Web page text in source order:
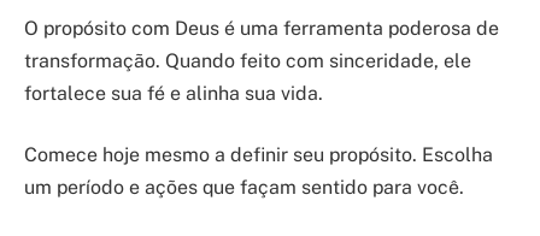
O propósito com Deus é uma ferramenta poderosa de
transformação. Quando feito com sinceridade, ele
fortalece sua fé e alinha sua vida.
Comece hoje mesmo a definir seu propósito. Escolha
um período e ações que façam sentido para você.